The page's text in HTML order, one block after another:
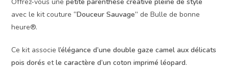
Offrez-vous unepetite parenthèse créative pleine de style
avec le kit couture“Douceur Sauvage” de Bulle de bonne
heure®.
Ce kit associel’élégance d’une double gaze camel aux délicats
pois dorés etle caractère d’un coton imprimé léopard.